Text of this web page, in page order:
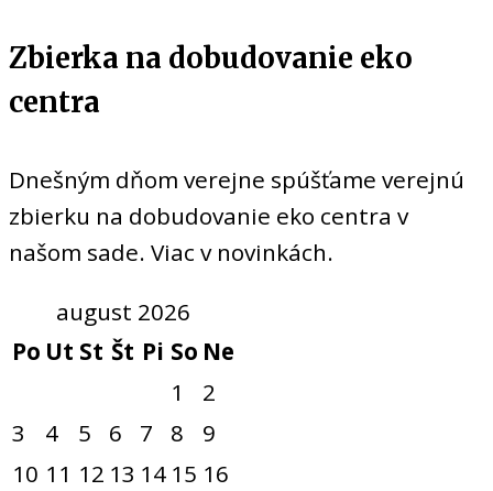
Zbierka na dobudovanie eko
centra
Dnešným dňom verejne spúšťame verejnú
zbierku na dobudovanie eko centra v
našom sade. Viac v novinkách.
august 2026
Po Ut St Št Pi So Ne
1
2
3
4 5 6 7 8
9
10 11 12 13 14 15 16